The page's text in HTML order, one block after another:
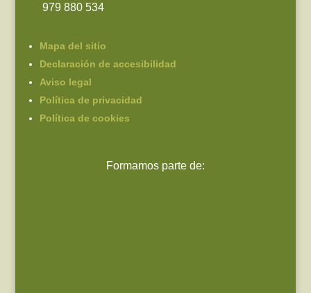
979 880 534
Mapa del sitio
Declaración de accesibilidad
Aviso legal
Política de privacidad
Política de cookies
Formamos parte de: